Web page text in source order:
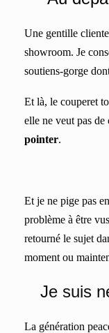
Une gentille
showroom. Je
soutiens-gorge
Et là, le couperet
elle ne veut pas de
pointer.
Et je ne pige pas
problème à être
retourné le sujet
moment ou
Je suis
La génération